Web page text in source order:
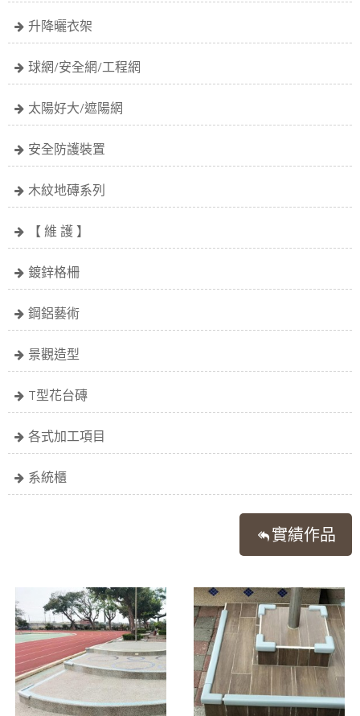
升降曬衣架
球網/安全網/工程網
太陽好大/遮陽網
安全防護裝置
木紋地磚系列
【 維 護 】
鍍鋅格柵
鋼鋁藝術
景觀造型
T型花台磚
各式加工項目
系統櫃
實績作品